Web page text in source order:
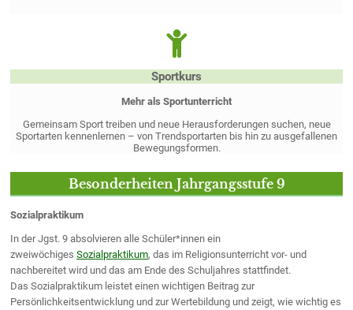
Sportkurs
Mehr als Sportunterricht
Gemeinsam Sport treiben und neue Herausforderungen suchen, neue
Sportarten kennenlernen – von Trendsportarten bis hin zu ausgefallenen
Bewegungsformen.
Besonderheiten Jahrgangsstufe 9
Sozialpraktikum
In der Jgst. 9 absolvieren alle Schüler*innen ein
zweiwöchigesSozialpraktikum, das im Religionsunterricht vor- und
nachbereitet wird und das am Ende des Schuljahres stattfindet.
Das Sozialpraktikum leistet einen wichtigen Beitrag zur
Persönlichkeitsentwicklung und zur Wertebildung und zeigt, wie wichtig es